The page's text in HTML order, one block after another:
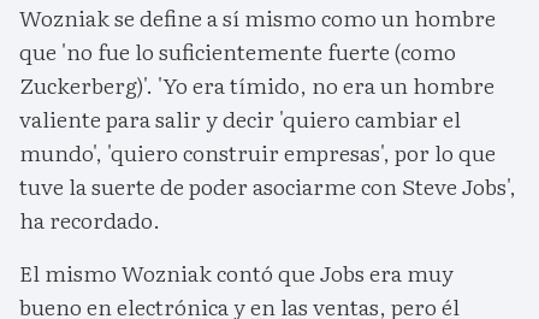
Wozniak se define a sí mismo como un hombre
que 'no fue lo suficientemente fuerte (como
Zuckerberg)'. 'Yo era tímido, no era un hombre
valiente para salir y decir 'quiero cambiar el
mundo', 'quiero construir empresas', por lo que
tuve la suerte de poder asociarme con Steve Jobs',
ha recordado.
El mismo Wozniak contó que Jobs era muy
bueno en electrónica y en las ventas, pero él